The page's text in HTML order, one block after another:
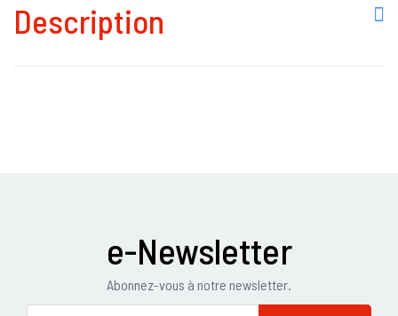
Description
e-Newsletter
Abonnez-vous à notre newsletter.